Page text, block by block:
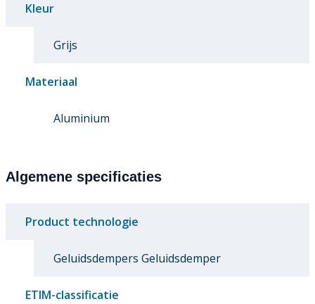
Kleur
Grijs
Materiaal
Aluminium
Algemene specificaties
Product technologie
Geluidsdempers Geluidsdemper
ETIM-classificatie